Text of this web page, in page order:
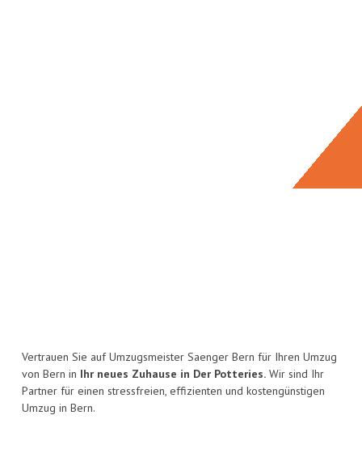
Vertrauen Sie auf Umzugsmeister Saenger Bern für Ihren Umzug
von Bern in Ihr neues Zuhause in Der Potteries. Wir sind Ihr
Partner für einen stressfreien, effizienten und kostengünstigen
Umzug in Bern.